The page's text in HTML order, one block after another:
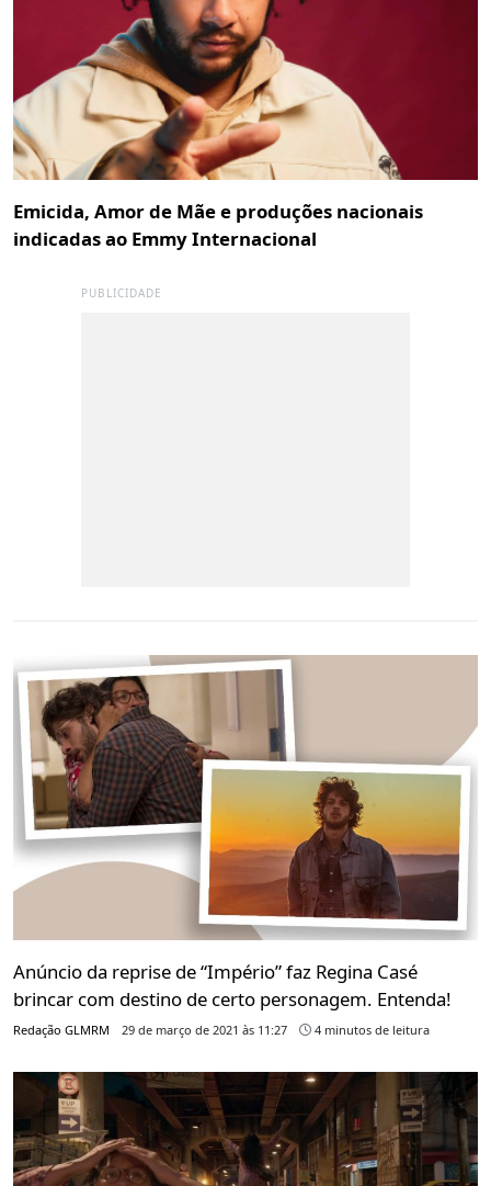
Emicida, Amor de Mãe e produções nacionais
indicadas ao Emmy Internacional
PUBLICIDADE
Anúncio da reprise de “Império” faz Regina Casé
brincar com destino de certo personagem. Entenda!
Redação GLMRM 29 de março de 2021 às 11:27 4 minutos de leitura